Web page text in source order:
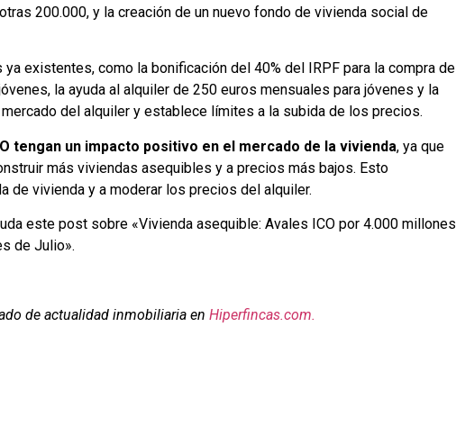
200.000, y la creación de un nuevo fondo de vivienda social de
existentes, como la bonificación del 40% del IRPF para la compra de
la ayuda al alquiler de 250 euros mensuales para jóvenes y la
del alquiler y establece límites a la subida de los precios.
tengan un impacto positivo en el mercado de la vivienda, ya que
más viviendas asequibles y a precios más bajos. Esto
de vivienda y a moderar los precios del alquiler.
este post sobre «Vivienda asequible: Avales ICO por 4.000 millones
de Julio».
de actualidad inmobiliaria en Hiperfincas.com.